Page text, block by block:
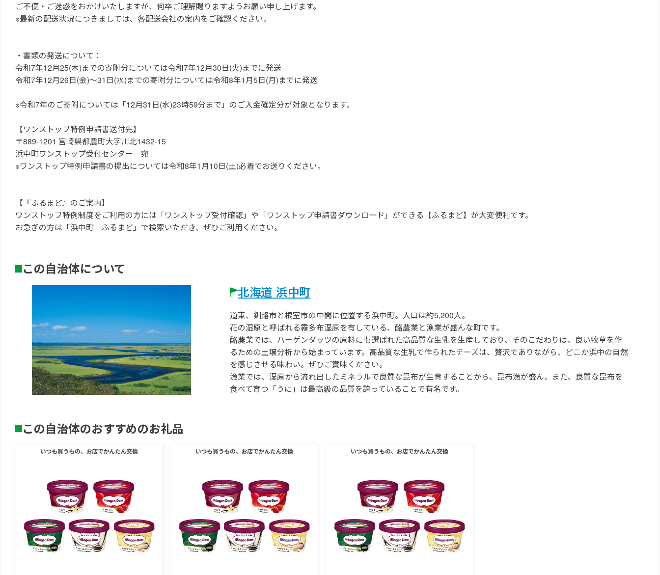
ご不便・ご迷惑をおかけいたしますが、何卒ご理解賜りますようお願い申し上げます。
※最新の配送状況につきましては、各配送会社の案内をご確認ください。
・書類の発送について：
令和7年12月25(木)までの寄附分については令和7年12月30日(火)までに発送
令和7年12月26日(金)～31日(水)までの寄附分については令和8年1月5日(月)までに発送
※令和7年のご寄附については「12月31日(水)23時59分まで」のご入金確定分が対象となります。
【ワンストップ特例申請書送付先】
〒889-1201 宮崎県都農町大字川北1432-15
浜中町ワンストップ受付センター 宛
※ワンストップ特例申請書の提出については令和8年1月10日(土)必着でお送りください。
【『ふるまど』のご案内】
ワンストップ特例制度をご利用の方には「ワンストップ受付確認」や「ワンストップ申請書ダウンロード」ができる【ふるまど】が大変便利です。
お急ぎの方は「浜中町 ふるまど」で検索いただき、ぜひご利用ください。
この自治体について
北海道 浜中町
道東、釧路市と根室市の中間に位置する浜中町。人口は約5,200人。
花の湿原と呼ばれる霧多布湿原を有している、酪農業と漁業が盛んな町です。
酪農業では、ハーゲンダッツの原料にも選ばれた高品質な生乳を生産しており、そのこだわりは、良い牧草を作
るための土壌分析から始まっています。高品質な生乳で作られたチーズは、贅沢でありながら、どこか浜中の自然
を感じさせる味わい。ぜひご賞味ください。
漁業では、湿原から流れ出したミネラルで良質な昆布が生育することから、昆布漁が盛ん。また、良質な昆布を
食べて育つ「うに」は最高級の品質を誇っていることで有名です。
この自治体のおすすめのお礼品